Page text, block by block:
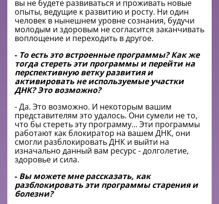
вы не будете развиваться и проживать новые
опыты, ведущие к развитию и росту. Ни один
человек в нынешнем уровне сознания, будучи
молодым и здоровым не согласится заканчивать
воплощение и переходить в другое.
- То есть это встроенные программы? Как же
тогда стереть эти программы и перейти на
перспективную ветку развития и
активировать не используемые участки
ДНК? Это возможно?
- Да. Это возможно. И некоторым вашим
представителям это удалось. Они сумели не то,
что бы стереть эту программу... Эти программы
работают как блокиратор на вашем ДНК, они
смогли разблокировать ДНК и выйти на
изначально данный вам ресурс - долголетие,
здоровье и сила.
- Вы можете мне рассказать, как
разблокировать эти программы старения и
болезни?